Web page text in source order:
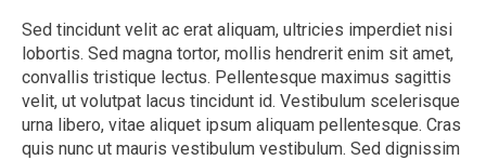
Sed tincidunt velit ac erat aliquam, ultricies imperdiet nisi
lobortis. Sed magna tortor, mollis hendrerit enim sit amet,
convallis tristique lectus. Pellentesque maximus sagittis
velit, ut volutpat lacus tincidunt id. Vestibulum scelerisque
urna libero, vitae aliquet ipsum aliquam pellentesque. Cras
quis nunc ut mauris vestibulum vestibulum. Sed dignissim